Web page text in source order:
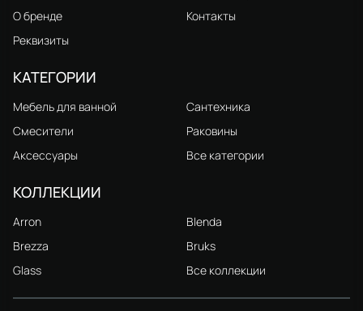
О бренде
Контакты
Реквизиты
КАТЕГОРИИ
Мебель для ванной
Сантехника
Смесители
Раковины
Аксессуары
Все категории
КОЛЛЕКЦИИ
Arron
Blenda
Brezza
Bruks
Glass
Все коллекции